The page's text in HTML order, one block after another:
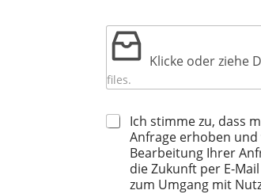
Klicke oder ziehe
files.
Ich stimme zu, dass
Anfrage erhoben
Bearbeitung Ihrer
die Zukunft per E-
zum Umgang mit